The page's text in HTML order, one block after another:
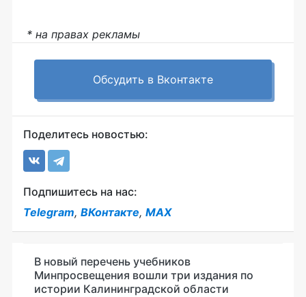
* на правах рекламы
Обсудить в Вконтакте
Поделитесь новостью:
Подпишитесь на нас:
Telegram, ВКонтакте, MAX
В новый перечень учебников
Минпросвещения вошли три издания по
истории Калининградской области